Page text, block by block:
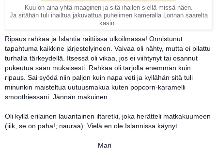
Kuu on aina yhtä maaginen ja sitä ihailen siellä missä näen.
Ja sitähän tuli ihailtua jakuvattua puhelimen kameralla Lonnan saarelta
käsin.
Ripaus rahkaa ja Islantia raittiissa ulkoilmassa! Onnistunut
tapahtuma kaikkine järjestelyineen. Vaivaa oli nähty, mutta ei pilattu
turhalla tärkeydellä. Itsessä oli vikaa, jos ei viihtynyt tai osannut
pukeutua sään mukaisesti. Rahkaa oli tarjolla enemmän kuin
ripaus. Sai syödä niin paljon kuin napa veti ja kyllähän sitä tuli
minunkin maisteltua uutuusmakua kuten popcorn-karamelli
smoothiessani. Jännän makuinen...
Oli kyllä erilainen lauantainen iltaretki, joka herätteli matkakuumeen
(iiik, se on paha!; nauraa). Vielä en ole Islannissa käynyt...
Mari